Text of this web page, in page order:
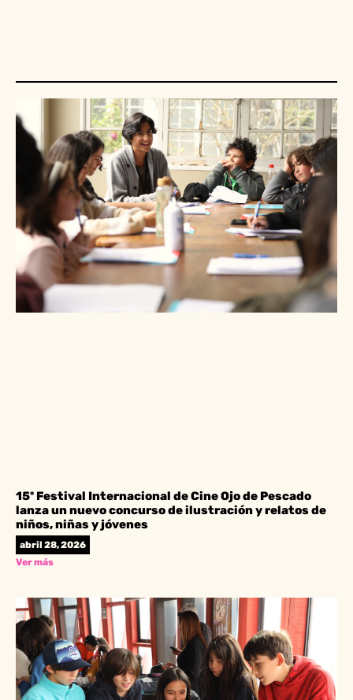
15º Festival Internacional de Cine Ojo de Pescado
lanza un nuevo concurso de ilustración y relatos de
niños, niñas y jóvenes
abril 28, 2026
Ver más